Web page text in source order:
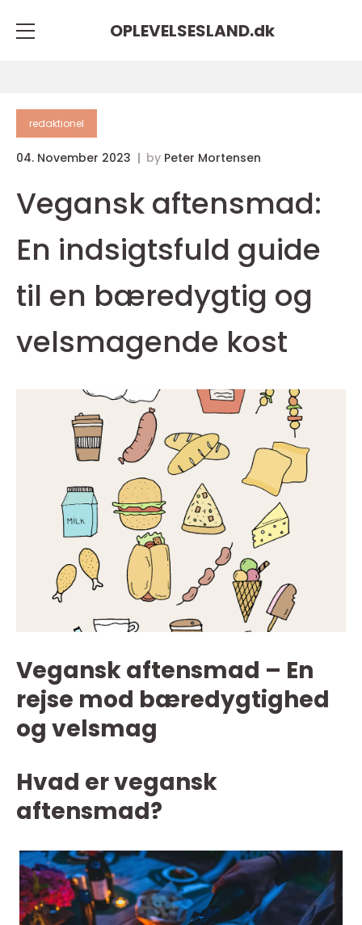
OPLEVELSESLAND.dk
redaktionel
04. November 2023 by Peter Mortensen
Vegansk aftensmad:
En indsigtsfuld guide
til en bæredygtig og
velsmagende kost
Vegansk aftensmad – En
rejse mod bæredygtighed
og velsmag
Hvad er vegansk
aftensmad?